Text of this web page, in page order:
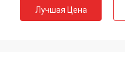
Лучшая Цена